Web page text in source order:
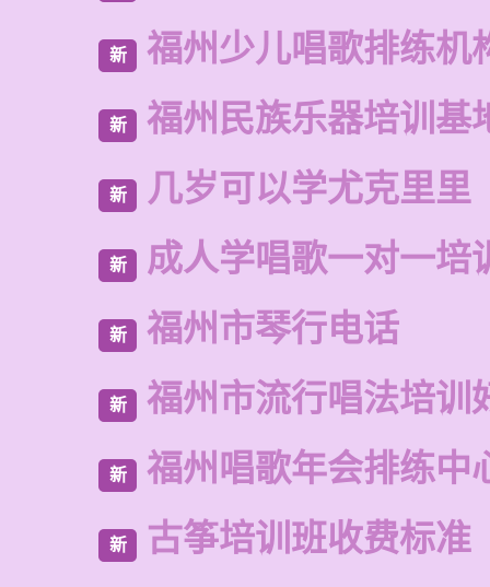
新 福州少儿唱歌排练机
新 福州民族乐器培训基
新 几岁可以学尤克里里
新 成人学唱歌一对一培
新 福州市琴行电话
新 福州市流行唱法培训
新 福州唱歌年会排练中
新 古筝培训班收费标准